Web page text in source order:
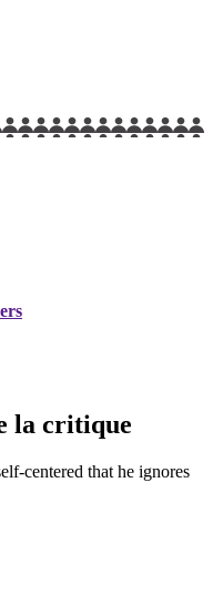
la critique
centered that he ignores